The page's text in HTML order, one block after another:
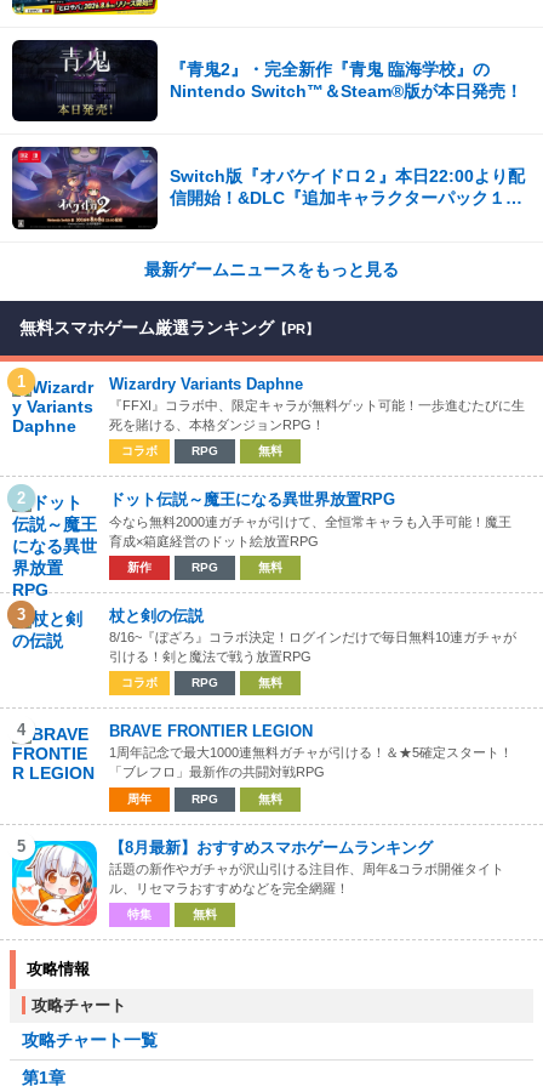
『青鬼2』・完全新作『青鬼 臨海学校』の
Nintendo Switch™＆Steam®版が本日発売！
Switch版『オバケイドロ２』本日22:00より配
信開始！&DLC『追加キャラクターパック１』
最新ゲームニュースをもっと見る
無料スマホゲーム厳選ランキング 【PR】
1 Wizardry Variants Daphne
『FFXI』コラボ中、限定キャラが無料ゲット可能！一歩進むたびに生
死を賭ける、本格ダンジョンRPG！
コラボ RPG 無料
2 ドット伝説～魔王になる異世界放置RPG
今なら無料2000連ガチャが引けて、全恒常キャラも入手可能！魔王
育成×箱庭経営のドット絵放置RPG
新作 RPG 無料
3 杖と剣の伝説
8/16~『ぼざろ』コラボ決定！ログインだけで毎日無料10連ガチャが
引ける！剣と魔法で戦う放置RPG
コラボ RPG 無料
4 BRAVE FRONTIER LEGION
1周年記念で最大1000連無料ガチャが引ける！＆★5確定スタート！
「ブレフロ」最新作の共闘対戦RPG
周年 RPG 無料
5 【8月最新】おすすめスマホゲームランキング
話題の新作やガチャが沢山引ける注目作、周年&コラボ開催タイト
ル、リセマラおすすめなどを完全網羅！
特集 無料
攻略情報
攻略チャート
攻略チャート一覧
第1章